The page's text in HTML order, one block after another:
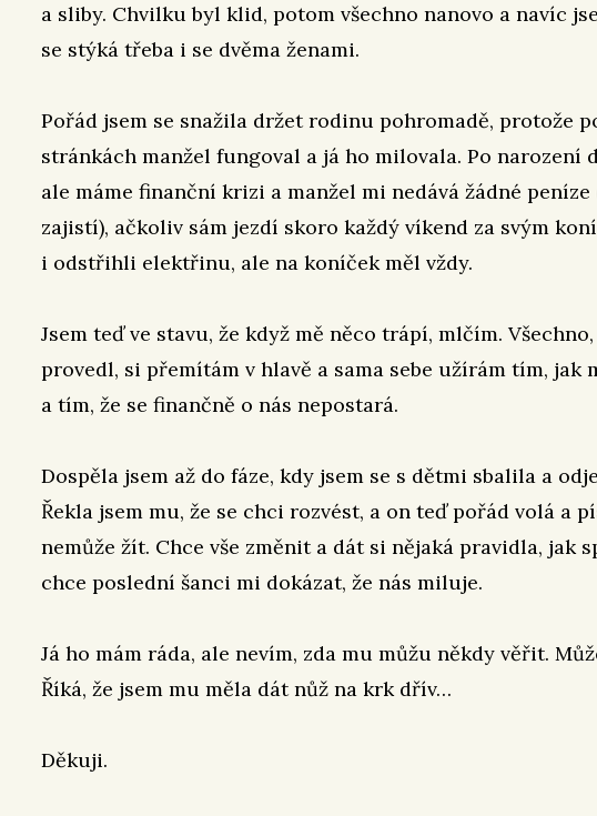
a sliby. Chvilku byl klid, potom všechno nanovo a navíc
se stýká třeba i se dvěma ženami.
Pořád jsem se snažila držet rodinu pohromadě, protože
stránkách manžel fungoval a já ho milovala. Po narození
ale máme finanční krizi a manžel mi nedává žádné
zajistí), ačkoliv sám jezdí skoro každý víkend za svým
i odstřihli elektřinu, ale na koníček měl vždy.
Jsem teď ve stavu, že když mě něco trápí, mlčím.
provedl, si přemítám v hlavě a sama sebe užírám tím, jak
a tím, že se finančně o nás nepostará.
Dospěla jsem až do fáze, kdy jsem se s dětmi sbalila a
Řekla jsem mu, že se chci rozvést, a on teď pořád volá a
nemůže žít. Chce vše změnit a dát si nějaká pravidla, jak
chce poslední šanci mi dokázat, že nás miluje.
Já ho mám ráda, ale nevím, zda mu můžu někdy věřit.
Říká, že jsem mu měla dát nůž na krk dřív…
Děkuji.